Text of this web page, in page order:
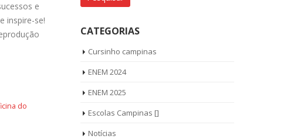
e
inspire-se!
do
CATEGORIAS
Cursinho campinas
ENEM 2024
ENEM 2025
Escolas Campinas []
Notícias